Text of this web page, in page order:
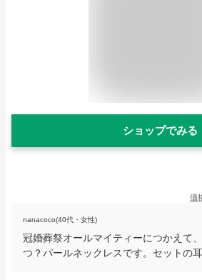
ショップでみる
価
nanacoco(40代・女性)
冠婚葬祭オールマイティーにつかえて
つ？パールネックレスです。セットの